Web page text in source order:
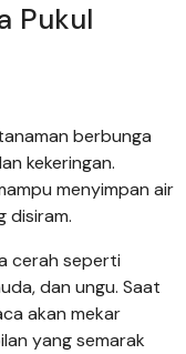
Pukul
berbunga
kekeringan.
menyimpan air
disiram.
cerah seperti
dan ungu. Saat
akan mekar
yang semarak